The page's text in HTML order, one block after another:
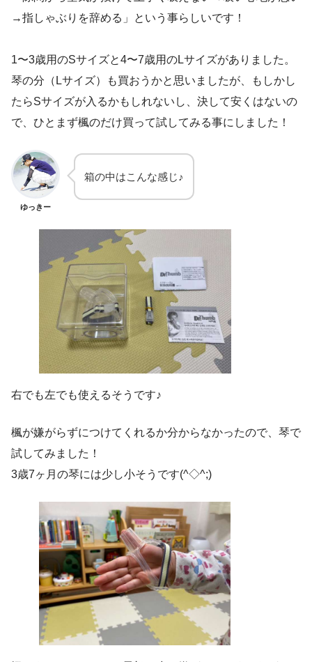
→指しゃぶりを辞める」という事らしいです！
1〜3歳用のSサイズと4〜7歳用のLサイズがありました。
琴の分（Lサイズ）も買おうかと思いましたが、もしかし
たらSサイズが入るかもしれないし、決して安くはないの
で、ひとまず楓のだけ買って試してみる事にしました！
ゆっきー
箱の中はこんな感じ♪
右でも左でも使えるそうです♪
楓が嫌がらずにつけてくれるか分からなかったので、琴で
試してみました！
3歳7ヶ月の琴には少し小そうです(^◇^;)